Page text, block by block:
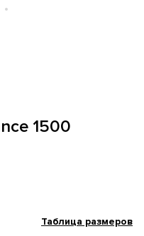
1500
Таблица размеров